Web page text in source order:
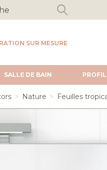
SUR MESURE
SALLE DE BAIN
Nature Feuilles